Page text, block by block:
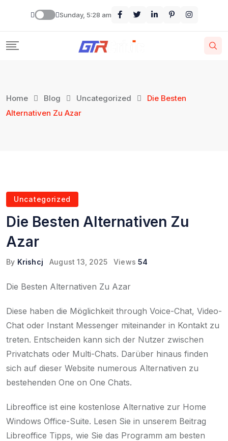
Sunday, 5:28 am
Home Blog Uncategorized
Die Besten
Alternativen Zu Azar
Uncategorized
Die Besten Alternativen Zu
Azar
By Krishcj August 13, 2025 Views 54
Die Besten Alternativen Zu Azar
Diese haben die Möglichkeit through Voice-Chat, Video-
Chat oder Instant Messenger miteinander in Kontakt zu
treten. Entscheiden kann sich der Nutzer zwischen
Privatchats oder Multi-Chats. Darüber hinaus finden
sich auf dieser Website numerous Alternativen zu
bestehenden One on One Chats.
Libreoffice ist eine kostenlose Alternative zur Home
Windows Office-Suite. Lesen Sie in unserem Beitrag
Libreoffice Tipps, wie Sie das Programm am besten